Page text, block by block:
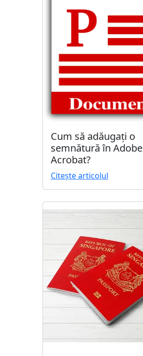
Cum să adăugați o
semnătură în Adobe
Acrobat?
Citește articolul